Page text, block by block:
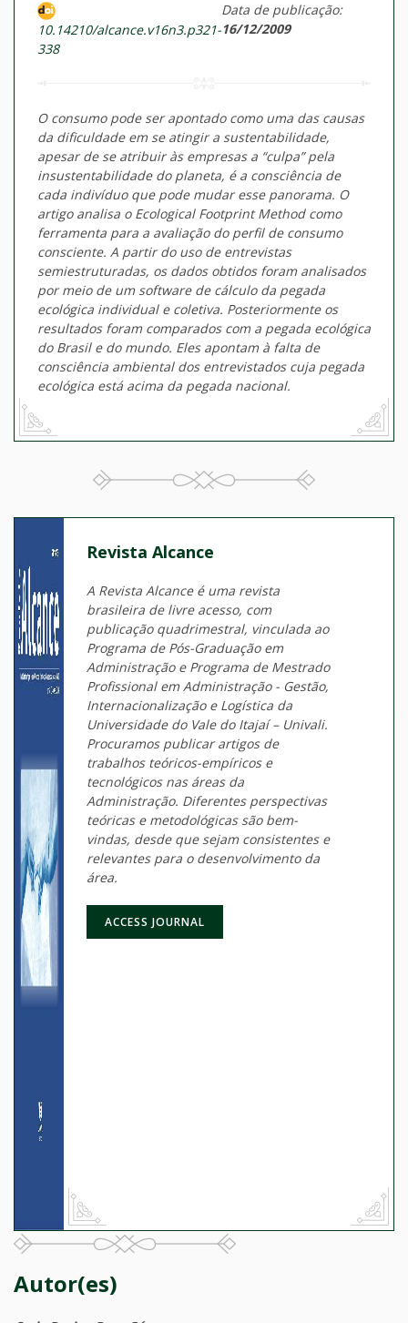
10.14210/alcance.v16n3.p321-
338
Data de publicação:
16/12/2009
O consumo pode ser apontado como uma das causas
da dificuldade em se atingir a sustentabilidade,
apesar de se atribuir às empresas a “culpa” pela
insustentabilidade do planeta, é a consciência de
cada indivíduo que pode mudar esse panorama. O
artigo analisa o Ecological Footprint Method como
ferramenta para a avaliação do perfil de consumo
consciente. A partir do uso de entrevistas
semiestruturadas, os dados obtidos foram analisados
por meio de um software de cálculo da pegada
ecológica individual e coletiva. Posteriormente os
resultados foram comparados com a pegada ecológica
do Brasil e do mundo. Eles apontam à falta de
consciência ambiental dos entrevistados cuja pegada
ecológica está acima da pegada nacional.
Revista Alcance
A Revista Alcance é uma revista
brasileira de livre acesso, com
publicação quadrimestral, vinculada ao
Programa de Pós-Graduação em
Administração e Programa de Mestrado
Profissional em Administração - Gestão,
Internacionalização e Logística da
Universidade do Vale do Itajaí – Univali.
Procuramos publicar artigos de
trabalhos teóricos-empíricos e
tecnológicos nas áreas da
Administração. Diferentes perspectivas
teóricas e metodológicas são bem-
vindas, desde que sejam consistentes e
relevantes para o desenvolvimento da
área.
ACCESS JOURNAL
Autor(es)